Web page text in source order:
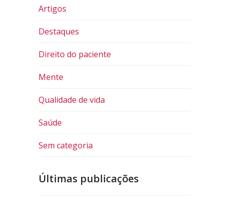
Artigos
Destaques
Direito do paciente
Mente
Qualidade de vida
Saúde
Sem categoria
Últimas publicações